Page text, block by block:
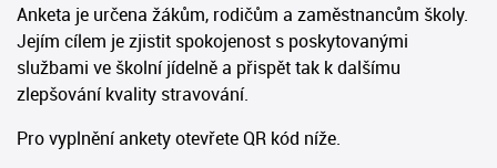
Anketa je určena žákům, rodičům a zaměstnancům školy.
Jejím cílem je zjistit spokojenost s poskytovanými
službami ve školní jídelně a přispět tak k dalšímu
zlepšování kvality stravování.
Pro vyplnění ankety otevřete QR kód níže.